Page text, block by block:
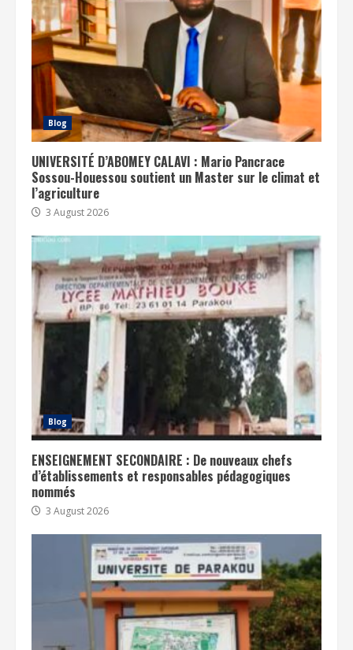
Blog
UNIVERSITÉ D’ABOMEY CALAVI : Mario Pancrace
Sossou-Houessou soutient un Master sur le climat et
l’agriculture
3 August 2026
Blog
ENSEIGNEMENT SECONDAIRE : De nouveaux chefs
d’établissements et responsables pédagogiques
nommés
3 August 2026